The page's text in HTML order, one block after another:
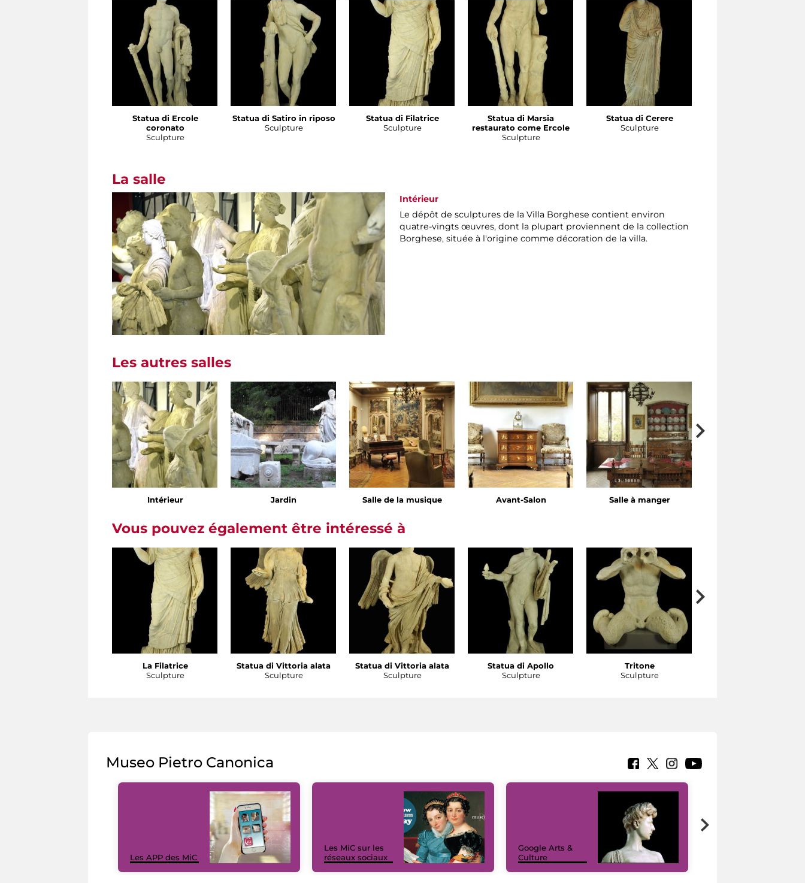
Statua di Ercole
coronato
Sculpture
Statua di Satiro in riposo
Sculpture
Statua di Filatrice
Sculpture
Statua di Marsia
restaurato come Ercole
Sculpture
Statua di Cerere
Sculpture
La salle
Intérieur
Le dépôt de sculptures de la Villa Borghese contient environ
quatre-vingts œuvres, dont la plupart proviennent de la collection
Borghese, située à l'origine comme décoration de la villa.
Les autres salles
Intérieur Jardin Salle de la musique Avant-Salon Salle à manger
Vous pouvez également être intéressé à
La Filatrice
Sculpture
Statua di Vittoria alata
Sculpture
Statua di Vittoria alata
Sculpture
Statua di Apollo
Sculpture
Tritone
Sculpture
Museo Pietro Canonica
Les APP des MiC
Les MiC sur les
réseaux sociaux
Google Arts &
Culture